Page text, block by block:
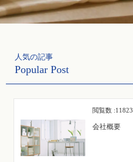
人気の記事
Popular Post
閲覧数 :11823
会社概要